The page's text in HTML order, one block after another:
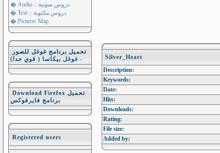
� Audio :: دروس صوتية
� Text :: دروس مكتوبة
� Pictures Map
تحميل برنامج غوغل للصور
- غوغل بيكاسا ( قوي جدا)
Download Firefox تحميل
برنامج فايرفوكس
Registered users
Silver_Heart
Description:
Keywords:
Date:
Hits:
Downloads:
Rating:
File size:
Added by: